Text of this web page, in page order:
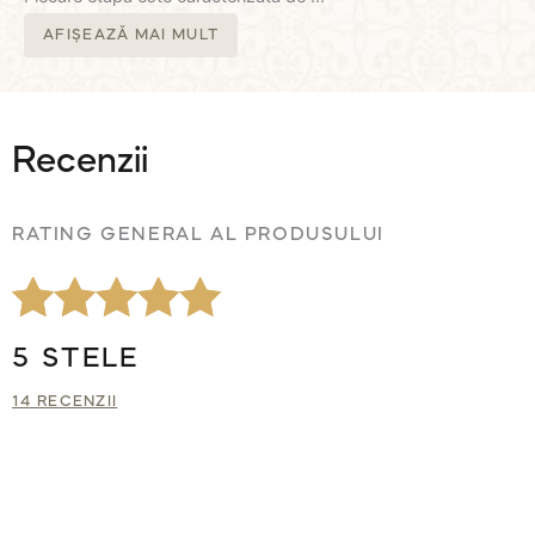
AFIȘEAZĂ MAI MULT
Recenzii
RATING GENERAL AL PRODUSULUI
Evaluat la
5.00din 5 pe
14
5 STELE
14 RECENZII